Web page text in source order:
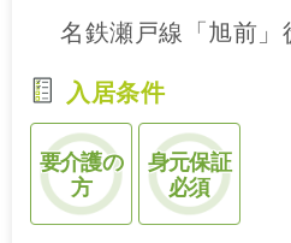
名鉄瀬戸線「旭前」
入居条件
要介護の
方
身元保証
必須